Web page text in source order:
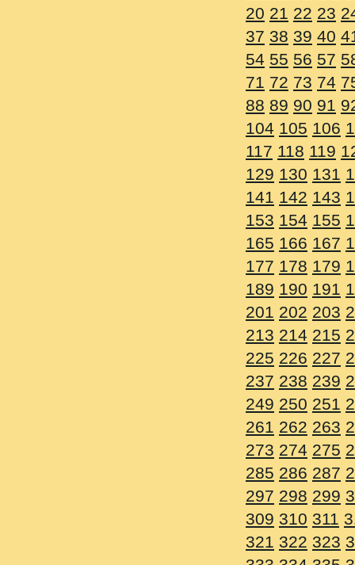
23 24 25 26
40 41 42 43
57 58 59 60
74 75 76 77
91 92 93 94
106 107 108
119 120 121
131 132 133
143 144 145
155 156 157
167 168 169
179 180 181
191 192 193
203 204 205
215 216 217
227 228 229
239 240 241
251 252 253
263 264 265
275 276 277
287 288 289
299 300 301
311 312 313
323 324 325